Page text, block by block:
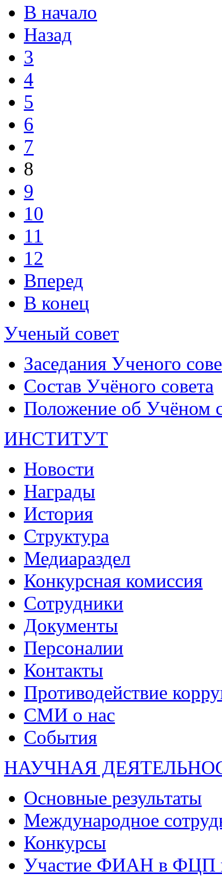
В начало
Назад
3
4
5
6
7
8
9
10
11
12
Вперед
В конец
Ученый совет
Заседания Ученого
Состав Учёного совета
Положение об Учёном
ИНСТИТУТ
Новости
Награды
История
Структура
Медиараздел
Конкурсная комиссия
Сотрудники
Документы
Персоналии
Контакты
Противодействие
СМИ о нас
События
НАУЧНАЯ
Основные результаты
Международное
Конкурсы
Участие ФИАН в ФЦП